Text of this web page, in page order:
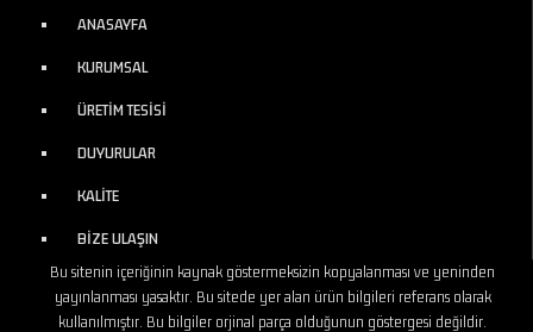
ANASAYFA
KURUMSAL
ÜRETİM TESİSİ
DUYURULAR
KALİTE
BİZE ULAŞIN
Bu sitenin içeriğinin kaynak göstermeksizin kopyalanması ve yeninden
yayınlanması yasaktır. Bu sitede yer alan ürün bilgileri referans olarak
kullanılmıştır. Bu bilgiler orjinal parça olduğunun göstergesi değildir.